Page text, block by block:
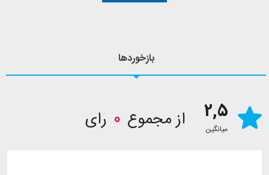
بازخوردها
2,5
میانگین از مجموع 0 رای